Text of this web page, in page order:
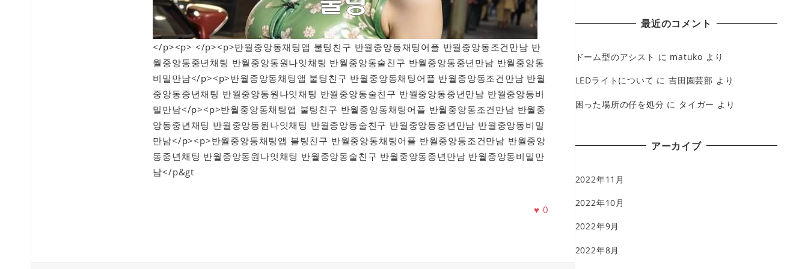
</p><p> </p><p>반월중앙동채팅앱 불팅친구 반월중앙동채팅어플 반월중앙동조건만남 반
월중앙동중년채팅 반월중앙동원나잇채팅 반월중앙동술친구 반월중앙동중년만남 반월중앙동
비밀만남</p><p>반월중앙동채팅앱 불팅친구 반월중앙동채팅어플 반월중앙동조건만남 반월
중앙동중년채팅 반월중앙동원나잇채팅 반월중앙동술친구 반월중앙동중년만남 반월중앙동비
밀만남</p><p>반월중앙동채팅앱 불팅친구 반월중앙동채팅어플 반월중앙동조건만남 반월중
앙동중년채팅 반월중앙동원나잇채팅 반월중앙동술친구 반월중앙동중년만남 반월중앙동비밀
만남</p><p>반월중앙동채팅앱 불팅친구 반월중앙동채팅어플 반월중앙동조건만남 반월중앙
동중년채팅 반월중앙동원나잇채팅 반월중앙동술친구 반월중앙동중년만남 반월중앙동비밀만
남</p&gt
♥ 0
最近のコメント
ドーム型のアシスト に matuko より
LEDライトについて に吉田園芸部 より
困った場所の仔を処分 に タイガー より
アーカイブ
2022年11月
2022年10月
2022年9月
2022年8月